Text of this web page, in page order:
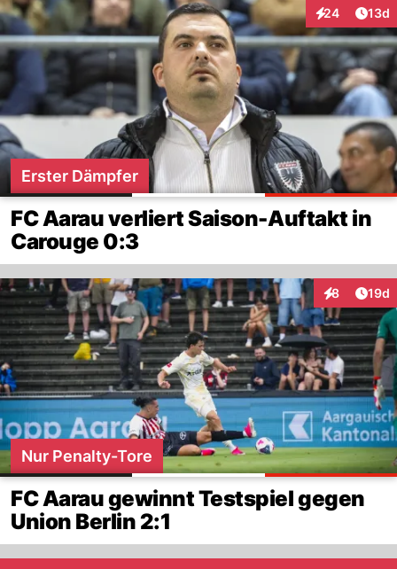
24
Interaktionen
13d
Erster Dämpfer
FC Aarau verliert Saison-Auftakt in
Carouge 0:3
8
Interaktionen
19d
Nur Penalty-Tore
FC Aarau gewinnt Testspiel gegen
Union Berlin 2:1